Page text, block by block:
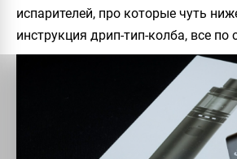
испарителей, про которые чуть
инструкция дрип-тип-колба, все по